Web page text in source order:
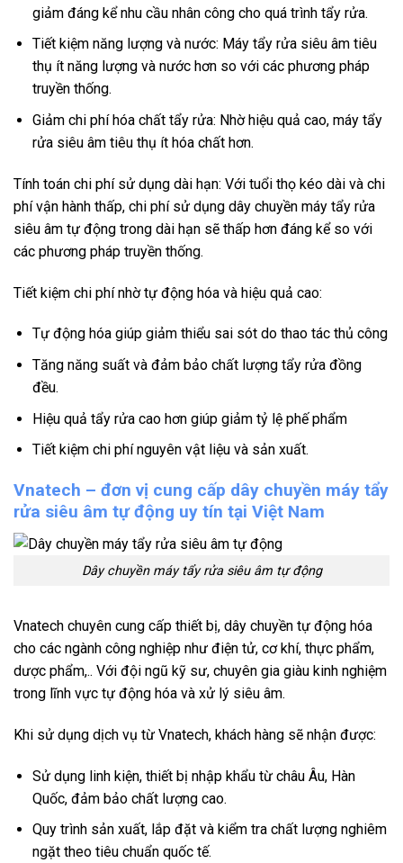
giảm đáng kể nhu cầu nhân công cho quá trình tẩy rửa.
Tiết kiệm năng lượng và nước: Máy tẩy rửa siêu âm tiêu
thụ ít năng lượng và nước hơn so với các phương pháp
truyền thống.
Giảm chi phí hóa chất tẩy rửa: Nhờ hiệu quả cao, máy tẩy
rửa siêu âm tiêu thụ ít hóa chất hơn.
Tính toán chi phí sử dụng dài hạn: Với tuổi thọ kéo dài và chi
phí vận hành thấp, chi phí sử dụng dây chuyền máy tẩy rửa
siêu âm tự động trong dài hạn sẽ thấp hơn đáng kể so với
các phương pháp truyền thống.
Tiết kiệm chi phí nhờ tự động hóa và hiệu quả cao:
Tự động hóa giúp giảm thiểu sai sót do thao tác thủ công
Tăng năng suất và đảm bảo chất lượng tẩy rửa đồng
đều.
Hiệu quả tẩy rửa cao hơn giúp giảm tỷ lệ phế phẩm
Tiết kiệm chi phí nguyên vật liệu và sản xuất.
Vnatech – đơn vị cung cấp dây chuyền máy tẩy
rửa siêu âm tự động uy tín tại Việt Nam
Dây chuyền máy tẩy rửa siêu âm tự động
Vnatech chuyên cung cấp thiết bị, dây chuyền tự động hóa
cho các ngành công nghiệp như điện tử, cơ khí, thực phẩm,
dược phẩm,.. Với đội ngũ kỹ sư, chuyên gia giàu kinh nghiệm
trong lĩnh vực tự động hóa và xử lý siêu âm.
Khi sử dụng dịch vụ từ Vnatech, khách hàng sẽ nhận được:
Sử dụng linh kiện, thiết bị nhập khẩu từ châu Âu, Hàn
Quốc, đảm bảo chất lượng cao.
Quy trình sản xuất, lắp đặt và kiểm tra chất lượng nghiêm
ngặt theo tiêu chuẩn quốc tế.